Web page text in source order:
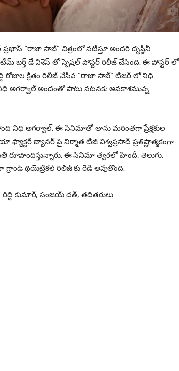
“రాజా సాబ్” చిత్రంలో నటిస్తూ అందరి దృష్టినీ
బర్త్ డే విశెస్ తో స్పెషల్ పోస్టర్ రిలీజ్ చేసింది. ఈ పోస్టర్ లో
కొద్ది రోజుల క్రితం రిలీజ్ చేసిన “రాజా సాబ్” టీజర్ లో నిధి
నిధి అగర్వాల్ అందంతో పాటు నటనకు అవకాశమున్న
నిధి అగర్వాల్. ఈ సినిమాతో తాను మరింతగా ప్రేక్షకుల
బ్యానర్ పై నిర్మాత టీజీ విశ్వప్రసాద్ ప్రతిష్టాత్మకంగా
రూపొందిస్తున్నారు. ఈ సినిమా త్వరలో హిందీ, తెలుగు,
థియేట్రికల్ రిలీజ్ కు రెడీ అవుతోంది.
కుమార్, సంజయ్ దత్, తదితరులు